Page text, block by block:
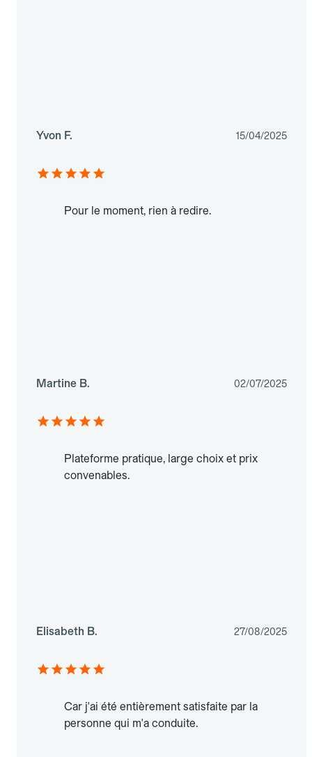
Yvon F. 15/04/2025
Pour le moment, rien à redire.
Martine B. 02/07/2025
Plateforme pratique, large choix et prix
convenables.
Elisabeth B. 27/08/2025
Car j'ai été entièrement satisfaite par la
personne qui m'a conduite.